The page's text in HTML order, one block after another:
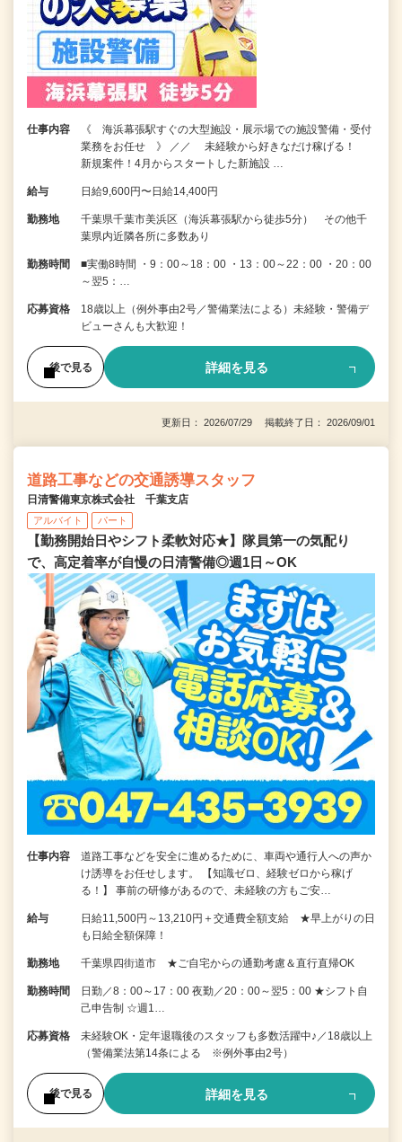
仕事内容
《 海浜幕張駅すぐの大型施設・展示場での施設警備・受付
業務をお任せ 》 ／／ 未経験から好きなだけ稼げる！
新規案件！4月からスタートした新施設 …
給与 日給9,600円〜日給14,400円
勤務地
千葉県千葉市美浜区（海浜幕張駅から徒歩5分） その他千
葉県内近隣各所に多数あり
勤務時間
■実働8時間 ・9：00～18：00 ・13：00～22：00 ・20：00
～翌5：…
応募資格
18歳以上（例外事由2号／警備業法による）未経験・警備デ
ビューさんも大歓迎！
後で見る 詳細を見る
更新日： 2026/07/29 掲載終了日： 2026/09/01
道路工事などの交通誘導スタッフ
日清警備東京株式会社 千葉支店
アルバイト パート
【勤務開始日やシフト柔軟対応★】隊員第一の気配り
で、高定着率が自慢の日清警備◎週1日～OK
仕事内容
道路工事などを安全に進めるために、車両や通行人への声か
け誘導をお任せします。 【知識ゼロ、経験ゼロから稼げ
る！】 事前の研修があるので、未経験の方もご安…
給与
日給11,500円～13,210円＋交通費全額支給 ★早上がりの日
も日給全額保障！
勤務地 千葉県四街道市 ★ご自宅からの通勤考慮＆直行直帰OK
勤務時間
日勤／8：00～17：00 夜勤／20：00～翌5：00 ★シフト自
己申告制 ☆週1…
応募資格
未経験OK・定年退職後のスタッフも多数活躍中♪／18歳以上
（警備業法第14条による ※例外事由2号）
後で見る 詳細を見る